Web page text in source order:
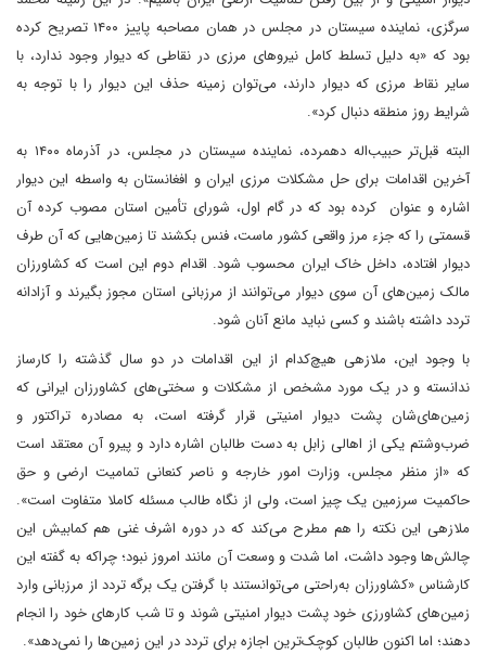
سرگزی، نماینده سیستان در مجلس در همان مصاحبه پاییز ۱۴۰۰ تصریح کرده
بود که «به دلیل تسلط کامل نیروهای مرزی در نقاطی که دیوار وجود ندارد، با
سایر نقاط مرزی که دیوار دارند، می‌توان زمینه حذف این دیوار را با توجه به
شرایط روز منطقه دنبال کرد».
البته قبل‌تر حبیب‌اله دهمرده، نماینده سیستان در مجلس، در آذر‌ماه ۱۴۰۰ به
آخرین اقدامات برای حل مشکلات مرزی ایران و افغانستان به واسطه این دیوار
اشاره و عنوان کرده بود که در گام اول، شورای تأمین استان مصوب کرده آن
قسمتی را که جزء مرز واقعی کشور ماست، فنس بکشند تا زمین‌هایی که آن طرف
دیوار افتاده، داخل خاک ایران محسوب شود. اقدام دوم این است که کشاورزان
مالک زمین‌های آن‌ سوی دیوار می‌توانند از مرزبانی استان مجوز بگیرند و آزادانه
تردد داشته باشند و کسی نباید مانع آنان شود.
با‌ وجود ‌این، ملازهی هیچ‌کدام از این اقدامات در دو سال گذشته را کارساز
ندانسته و در یک مورد مشخص از مشکلات و سختی‌های کشاورزان ایرانی که
زمین‌های‌شان پشت دیوار امنیتی قرار گرفته است، به مصادره تراکتور و
ضرب‌وشتم یکی از اهالی زابل به دست طالبان اشاره دارد و پیرو آن معتقد است
که «از منظر مجلس، وزارت امور خارجه و ناصر کنعانی تمامیت ارضی و حق
حاکمیت سرزمین یک چیز است، ولی از نگاه طالب مسئله کاملا متفاوت است».
ملازهی این نکته را هم مطرح می‌کند که در دوره اشرف غنی هم کمابیش این
چالش‌ها وجود داشت، اما شدت و وسعت آن مانند امروز نبود؛ چراکه به گفته این
کارشناس «کشاورزان به‌راحتی می‌توانستند با گرفتن یک برگه تردد از مرزبانی وارد
زمین‌های کشاورزی خود پشت دیوار امنیتی شوند و تا شب کارهای خود را انجام
دهند؛ اما اکنون طالبان کوچک‌ترین اجازه برای تردد در این زمین‌ها را نمی‌دهد».